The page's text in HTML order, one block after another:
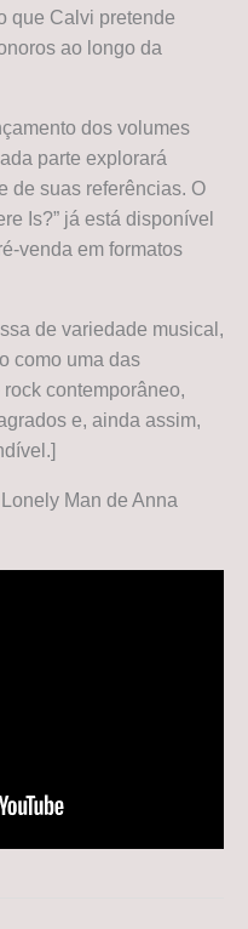
que Calvi pretende
ao longo da
dos volumes
parte explorará
de suas referências. O
Is?” já está disponível
venda em formatos
de variedade musical,
como uma das
contemporâneo,
e, ainda assim,
Man de Anna